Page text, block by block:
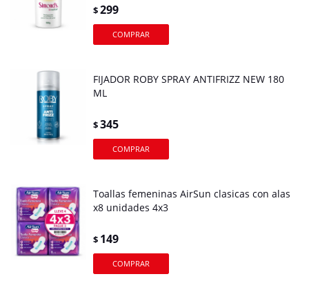
$299
FIJADOR ROBY SPRAY ANTIFRIZZ NEW 180
ML
$345
Toallas femeninas AirSun clasicas con alas
x8 unidades 4x3
$ 149